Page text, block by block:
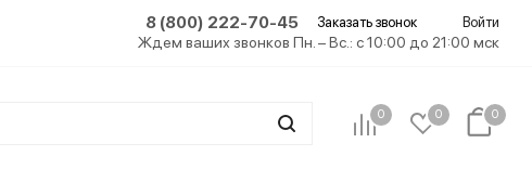
Войти
8 (800) 222-70-45 Заказать звонок
Ждем ваших звонков Пн. – Вс.: с 10:00 до 21:00 мск
0 0 0